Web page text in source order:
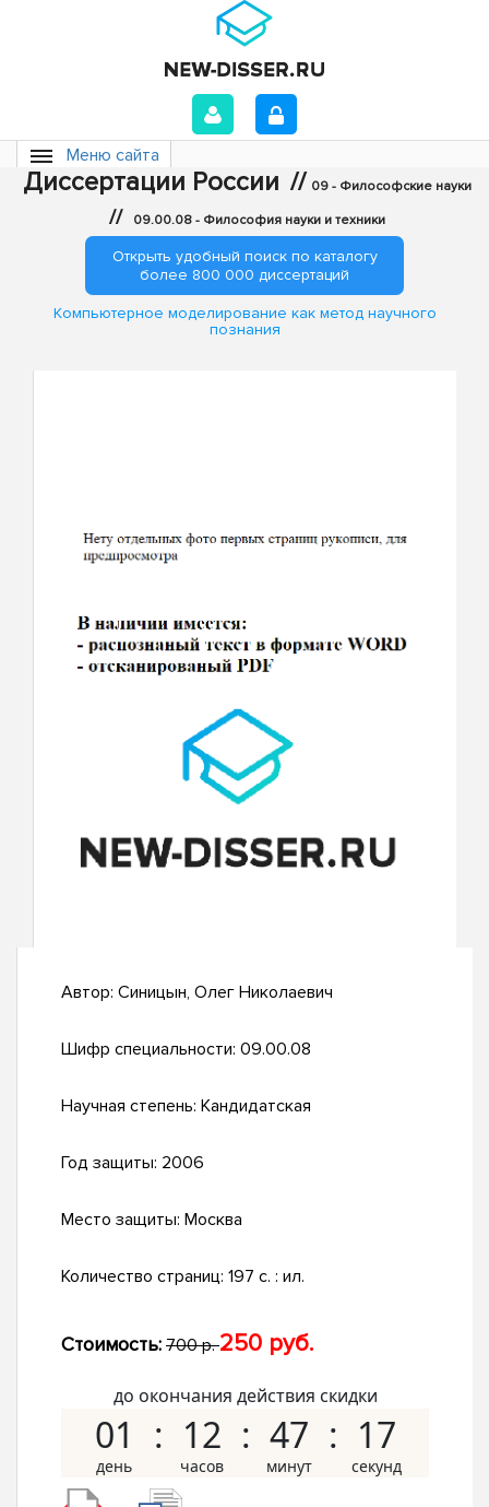
Меню сайта
Диссертации России // 09 - Философские науки
// 09.00.08 - Философия науки и техники
Открыть удобный поиск по каталогу
более 800 000 диссертаций
Компьютерное моделирование как метод научного
познания
Автор: Синицын, Олег Николаевич
Шифр специальности: 09.00.08
Научная степень: Кандидатская
Год защиты: 2006
Место защиты: Москва
Количество страниц: 197 с. : ил.
Стоимость: 700 р.250 руб.
до окончания действия скидки
01 12 47 16